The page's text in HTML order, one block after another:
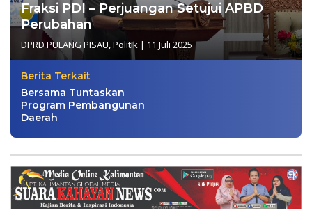
Fraksi PDI – Perjuangan Setujui APBD
Perubahan
DPRD PULANG PISAU,Politik | 11 Juli 2025
Berita Terkait
Bersama Tuntaskan
Program Pembangunan
Daerah